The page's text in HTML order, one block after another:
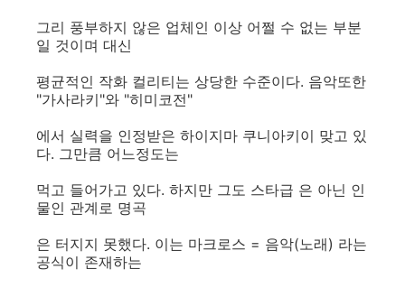
그리 풍부하지 않은 업체인 이상 어쩔 수 없는 부분
일 것이며 대신
평균적인 작화 컬리티는 상당한 수준이다. 음악또한
"가사라키"와 "히미코전"
에서 실력을 인정받은 하이지마 쿠니아키이 맞고 있
다. 그만큼 어느정도는
먹고 들어가고 있다. 하지만 그도 스타급 은 아닌 인
물인 관계로 명곡
은 터지지 못했다. 이는 마크로스 = 음악(노래) 라는
공식이 존재하는